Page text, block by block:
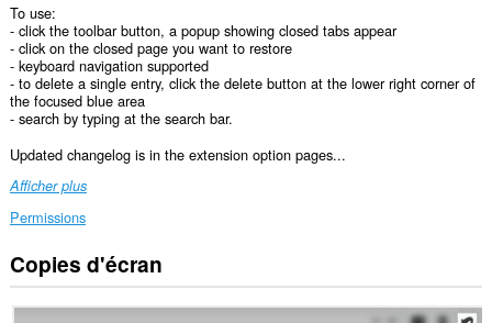
To use:
- click the toolbar button, a popup showing closed tabs appear
- click on the closed page you want to restore
- keyboard navigation supported
- to delete a single entry, click the delete button at the lower right corner of
the focused blue area
- search by typing at the search bar.
Updated changelog is in the extension option pages...
Afficher plus
Permissions
Cette
extension
Copies d'écran